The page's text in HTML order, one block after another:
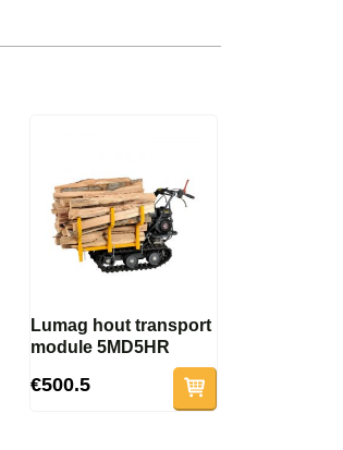
Lumag hout transport
module 5MD5HR
€500.5